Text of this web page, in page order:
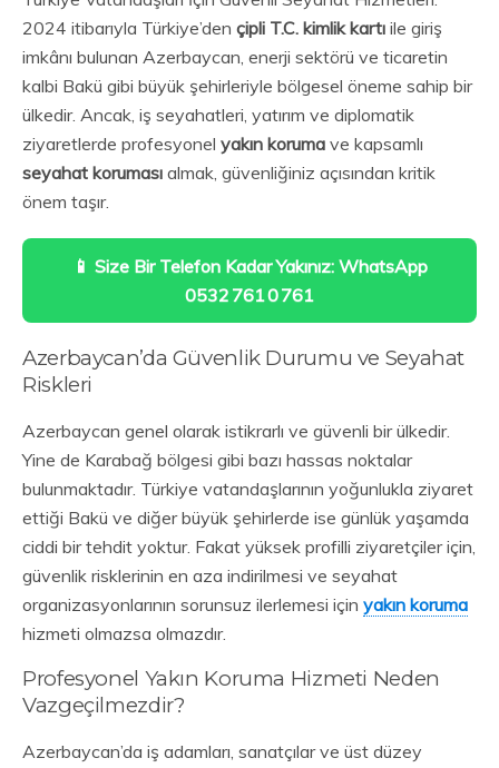
2024 itibarıyla Türkiye’den çipli T.C. kimlik kartı ile giriş
imkânı bulunan Azerbaycan, enerji sektörü ve ticaretin
kalbi Bakü gibi büyük şehirleriyle bölgesel öneme sahip bir
ülkedir. Ancak, iş seyahatleri, yatırım ve diplomatik
ziyaretlerde profesyonel yakın koruma ve kapsamlı
seyahat koruması almak, güvenliğiniz açısından kritik
önem taşır.
📱 Size Bir Telefon Kadar Yakınız: WhatsApp
0532 761 0 761
Azerbaycan’da Güvenlik Durumu ve Seyahat
Riskleri
Azerbaycan genel olarak istikrarlı ve güvenli bir ülkedir.
Yine de Karabağ bölgesi gibi bazı hassas noktalar
bulunmaktadır. Türkiye vatandaşlarının yoğunlukla ziyaret
ettiği Bakü ve diğer büyük şehirlerde ise günlük yaşamda
ciddi bir tehdit yoktur. Fakat yüksek profilli ziyaretçiler için,
güvenlik risklerinin en aza indirilmesi ve seyahat
organizasyonlarının sorunsuz ilerlemesi için yakın koruma
hizmeti olmazsa olmazdır.
Profesyonel Yakın Koruma Hizmeti Neden
Vazgeçilmezdir?
Azerbaycan’da iş adamları, sanatçılar ve üst düzey